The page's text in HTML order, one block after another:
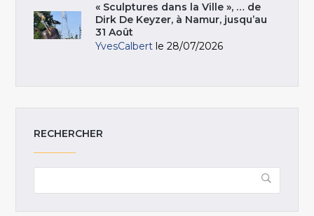
« Sculptures dans la Ville », … de
Dirk De Keyzer, à Namur, jusqu’au
31 Août
YvesCalbert le 28/07/2026
RECHERCHER